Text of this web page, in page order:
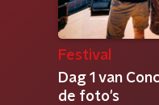
Festival
Dag 1 van
de foto's